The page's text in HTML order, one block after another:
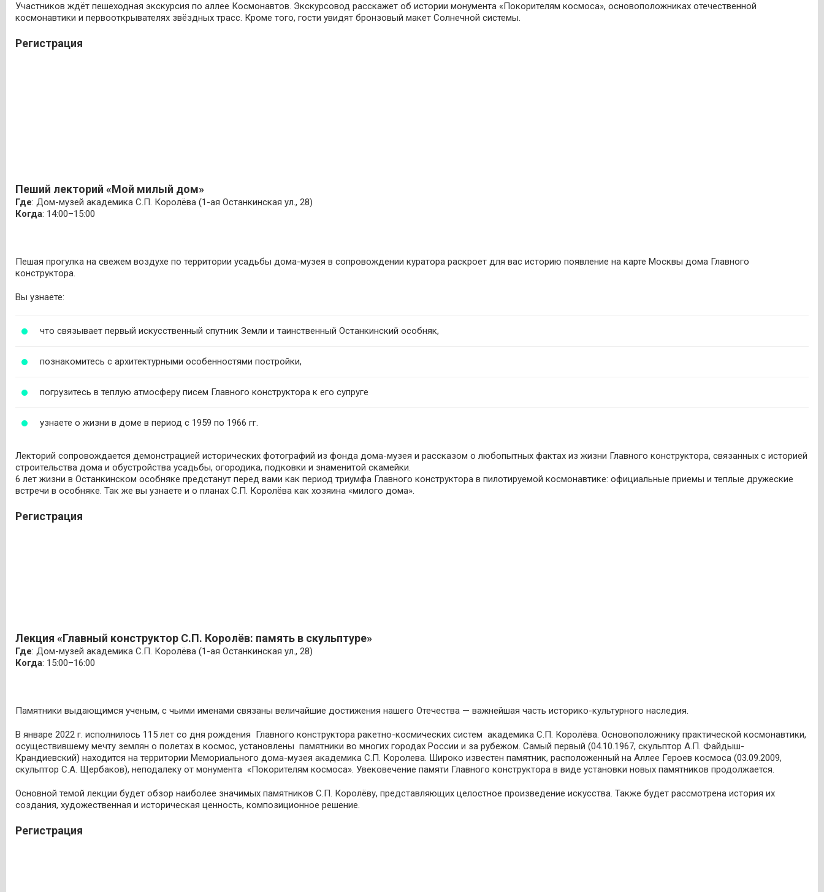
Участников ждёт пешеходная экскурсия по аллее Космонавтов. Экскурсовод расскажет об истории монумента «Покорителям космоса», основоположниках отечественной
космонавтики и первооткрывателях звёздных трасс. Кроме того, гости увидят бронзовый макет Солнечной системы.
Регистрация
Пеший лекторий «Мой милый дом»
Где: Дом-музей академика С.П. Королёва (1-ая Останкинская ул., 28)
Когда: 14:00–15:00
Пешая прогулка на свежем воздухе по территории усадьбы дома-музея в сопровождении куратора раскроет для вас историю появление на карте Москвы дома Главного
конструктора.
Вы узнаете:
что связывает первый искусственный спутник Земли и таинственный Останкинский особняк,
познакомитесь с архитектурными особенностями постройки,
погрузитесь в теплую атмосферу писем Главного конструктора к его супруге
узнаете о жизни в доме в период с 1959 по 1966 гг.
Лекторий сопровождается демонстрацией исторических фотографий из фонда дома-музея и рассказом о любопытных фактах из жизни Главного конструктора, связанных с историей
строительства дома и обустройства усадьбы, огородика, подковки и знаменитой скамейки.
6 лет жизни в Останкинском особняке предстанут перед вами как период триумфа Главного конструктора в пилотируемой космонавтике: официальные приемы и теплые дружеские
встречи в особняке. Так же вы узнаете и о планах С.П. Королёва как хозяина «милого дома».
Регистрация
Лекция «Главный конструктор С.П. Королёв: память в скульптуре»
Где: Дом-музей академика С.П. Королёва (1-ая Останкинская ул., 28)
Когда: 15:00–16:00
Памятники выдающимся ученым, с чьими именами связаны величайшие достижения нашего Отечества — важнейшая часть историко-культурного наследия.
В январе 2022 г. исполнилось 115 лет со дня рождения Главного конструктора ракетно-космических систем академика С.П. Королёва. Основоположнику практической космонавтики,
осуществившему мечту землян о полетах в космос, установлены памятники во многих городах России и за рубежом. Самый первый (04.10.1967, скульптор А.П. Файдыш-
Крандиевский) находится на территории Мемориального дома-музея академика С.П. Королева. Широко известен памятник, расположенный на Аллее Героев космоса (03.09.2009,
скульптор С.А. Щербаков), неподалеку от монумента «Покорителям космоса». Увековечение памяти Главного конструктора в виде установки новых памятников продолжается.
Основной темой лекции будет обзор наиболее значимых памятников С.П. Королёву, представляющих целостное произведение искусства. Также будет рассмотрена история их
создания, художественная и историческая ценность, композиционное решение.
Регистрация